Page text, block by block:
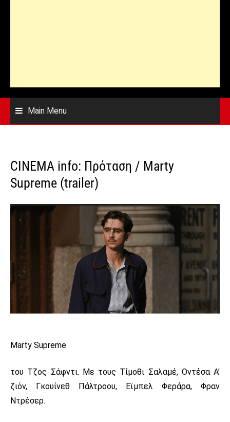
Main Menu
CINEMA info: Πρόταση / Marty
Supreme (trailer)
Marty Supreme
του Τζος Σάφντι. Με τους Τίμοθι Σαλαμέ, Οντέσα Α’
ζιόν, Γκουίνεθ Πάλτροου, Εϊμπελ Φεράρα, Φραν
Ντρέσερ.